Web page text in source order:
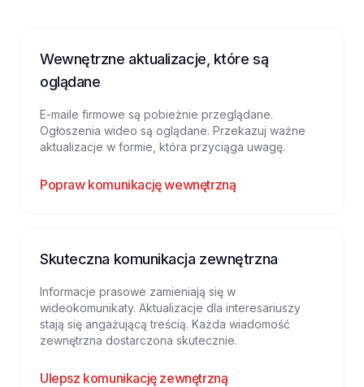
Wewnętrzne aktualizacje, które są
oglądane
E-maile firmowe są pobieżnie przeglądane.
Ogłoszenia wideo są oglądane. Przekazuj ważne
aktualizacje w formie, która przyciąga uwagę.
Popraw komunikację wewnętrzną
Skuteczna komunikacja zewnętrzna
Informacje prasowe zamieniają się w
wideokomunikaty. Aktualizacje dla interesariuszy
stają się angażującą treścią. Każda wiadomość
zewnętrzna dostarczona skutecznie.
Ulepsz komunikację zewnętrzną